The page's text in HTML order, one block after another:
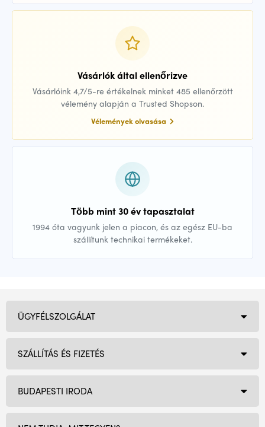
Vásárlók által ellenőrizve
Vásárlóink 4,7/5-re értékelnek minket 485 ellenőrzött
vélemény alapján a Trusted Shopson.
Vélemények olvasása
Több mint 30 év tapasztalat
1994 óta vagyunk jelen a piacon, és az egész EU-ba
szállítunk technikai termékeket.
BUDAPESTI IRODA
ÜGYFÉLSZOLGÁLAT
SZÁLLÍTÁS ÉS FIZETÉS